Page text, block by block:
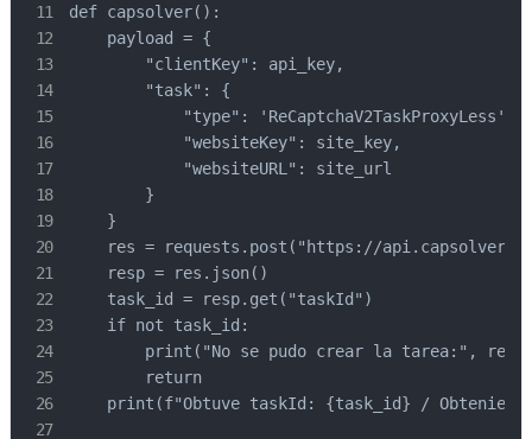
def capsolver():
    payload = {
        "clientKey": api_key,
        "task": {
            "type": 'ReCaptchaV2TaskProxyLess',
            "websiteKey": site_key,
            "websiteURL": site_url
        }
    }
res = requests.post("https://
    resp = res.json()
    task_id = resp.get("taskId")
    if not task_id:
print("No se pudo crear la tarea:",
        return
print(f"Obtuve taskId: {task_id} /